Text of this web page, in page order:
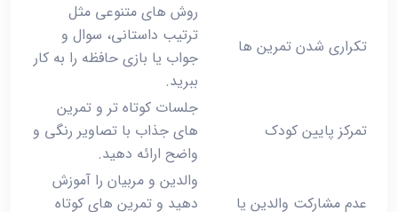
تکراری شدن تمرین‌ ها
روش‌ های متنوعی مثل
ترتیب داستانی، سوال و
جواب یا بازی حافظه را به کار
ببرید.
تمرکز پایین کودک
جلسات کوتاه ‌تر و تمرین‌
های جذاب با تصاویر رنگی و
واضح ارائه دهید.
عدم مشارکت والدین یا
والدین و مربیان را آموزش
دهید و تمرین‌ های کوتاه